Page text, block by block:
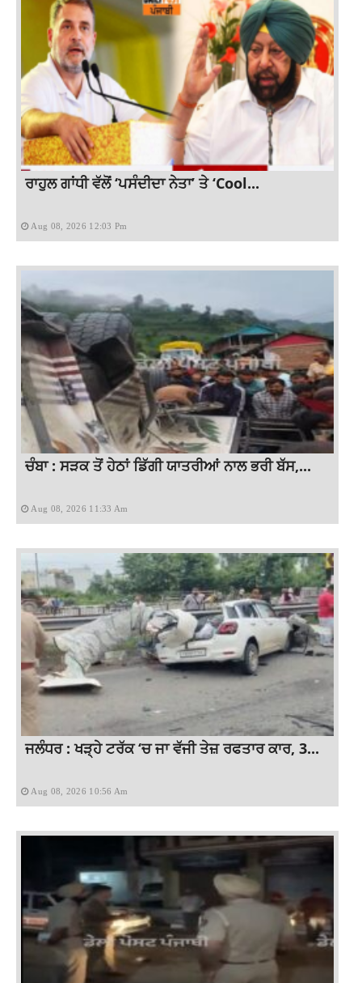
ਰਾਹੁਲ ਗਾਂਧੀ ਵੱਲੋਂ ‘ਪਸੰਦੀਦਾ ਨੇਤਾ’ ਤੇ ‘Cool...
Aug 08, 2026 12:03 Pm
ਚੰਬਾ : ਸੜਕ ਤੋਂ ਹੇਠਾਂ ਡਿੱਗੀ ਯਾਤਰੀਆਂ ਨਾਲ ਭਰੀ ਬੱਸ,...
Aug 08, 2026 11:33 Am
ਜਲੰਧਰ : ਖੜ੍ਹੇ ਟਰੱਕ ‘ਚ ਜਾ ਵੱਜੀ ਤੇਜ਼ ਰਫਤਾਰ ਕਾਰ, 3...
Aug 08, 2026 10:56 Am